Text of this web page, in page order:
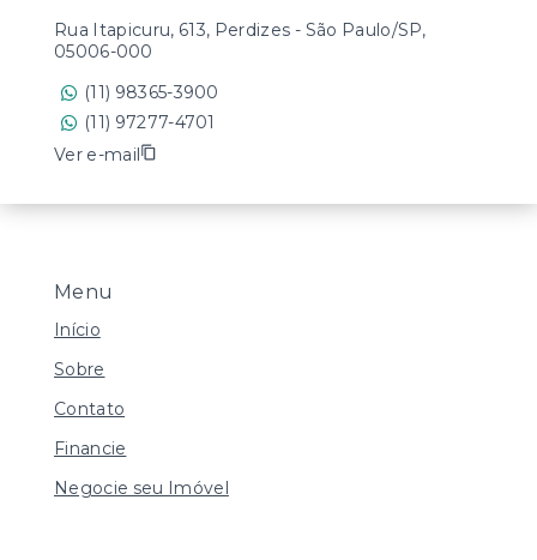
Menu
Início
Sobre
Contato
Financie
Negocie seu Imóvel
Rua Itapicuru, 613, Perdizes - São Paulo/SP,
05006-000
(11) 98365-3900
(11) 97277-4701
Ver e-mail